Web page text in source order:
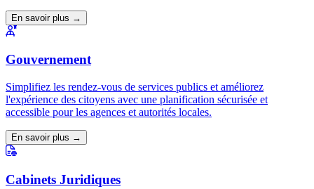
En savoir plus →
Gouvernement
Simplifiez les rendez-vous de services publics et améliorez
l'expérience des citoyens avec une planification sécurisée et
accessible pour les agences et autorités locales.
En savoir plus →
Cabinets Juridiques